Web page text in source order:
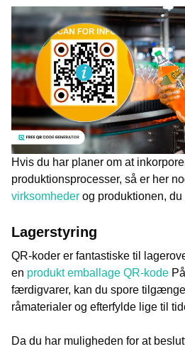
Hvis du har planer om at
produktionsprocesser, så er her
virksomheder og produktionen,
Lagerstyring
QR-koder er fantastiske til
en produkt emballage QR-kode
færdigvarer, kan du spore
råmaterialer og efterfylde lige til
Da du har muligheden for at